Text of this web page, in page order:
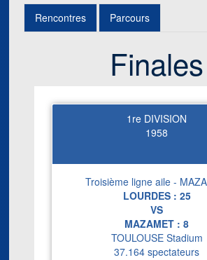
Rencontres Parcours
Finales
1re DIVISION
1958
Troisième ligne aile -
LOURDES : 25
VS
MAZAMET : 8
TOULOUSE Stadium
37.164 spectateurs